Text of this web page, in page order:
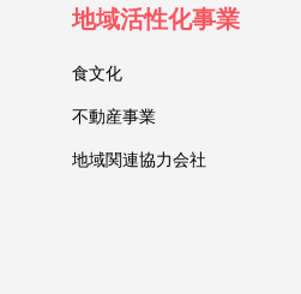
地域活性化事業
食文化
不動産事業
地域関連協力会社